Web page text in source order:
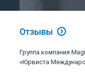
Отзывы
Группа компания
«Юрвиста